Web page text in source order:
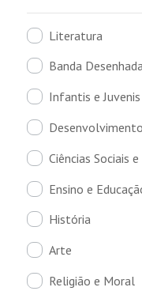
Literatura
Banda
Infantis e Juvenis
Ciências Sociais
Ensino e
História
Arte
Religião e Moral